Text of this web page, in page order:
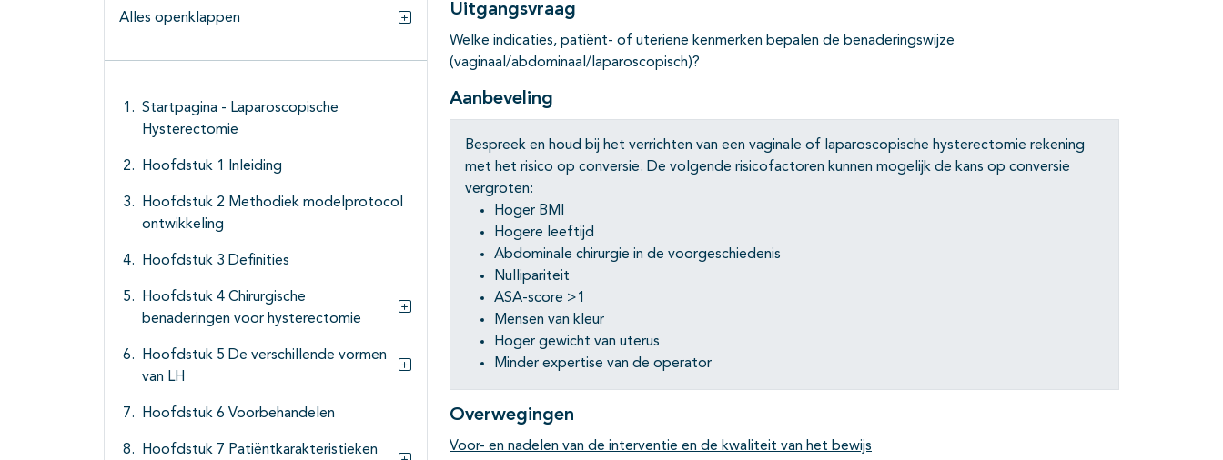
Alles openklappen
Alles openklappen
Startpagina - Laparoscopische
Hysterectomie
Hoofdstuk 1 Inleiding
Hoofdstuk 2 Methodiek modelprotocol
ontwikkeling
Hoofdstuk 3 Definities
Hoofdstuk 4 Chirurgische
benaderingen voor hysterectomie
Hoofdstuk 5 De verschillende vormen
van LH
Subpagina's open- en dichtklappen
Hoofdstuk 6 Voorbehandelen
Hoofdstuk 7 Patiëntkarakteristieken
Uitgangsvraag
Welke indicaties, patiënt- of uteriene kenmerken bepalen de benaderingswijze
(vaginaal/abdominaal/laparoscopisch)?
Aanbeveling
Bespreek en houd bij het verrichten van een vaginale of laparoscopische hysterectomie rekening
met het risico op conversie. De volgende risicofactoren kunnen mogelijk de kans op conversie
vergroten:
Hoger BMI
Hogere leeftijd
Abdominale chirurgie in de voorgeschiedenis
Nullipariteit
ASA-score >1
Mensen van kleur
Hoger gewicht van uterus
Minder expertise van de operator
Overwegingen
Voor- en nadelen van de interventie en de kwaliteit van het bewijs